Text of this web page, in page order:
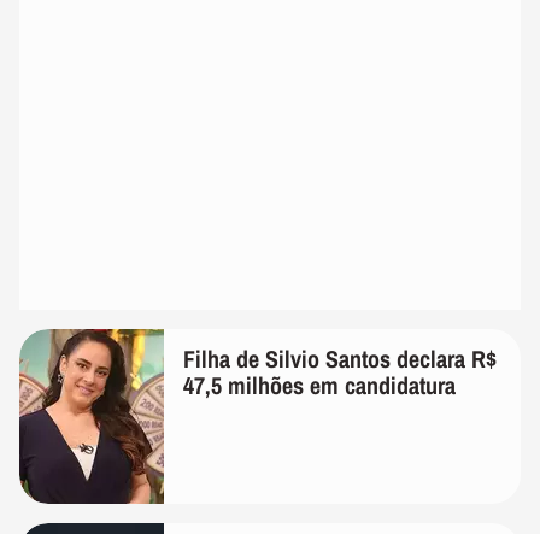
Filha de Silvio Santos declara R$
47,5 milhões em candidatura